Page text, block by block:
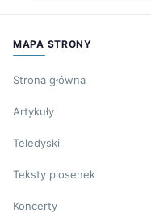
MAPA STRONY
Strona główna
Artykuły
Teledyski
Teksty piosenek
Koncerty